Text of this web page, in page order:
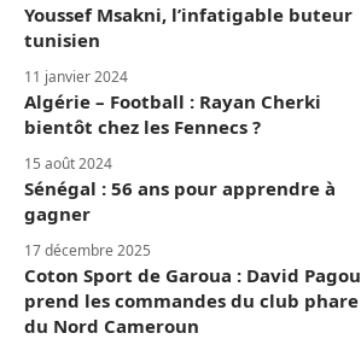
Youssef Msakni, l’infatigable buteur
tunisien
11 janvier 2024
Algérie – Football : Rayan Cherki
bientôt chez les Fennecs ?
15 août 2024
Sénégal : 56 ans pour apprendre à
gagner
17 décembre 2025
Coton Sport de Garoua : David Pagou
prend les commandes du club phare
du Nord Cameroun